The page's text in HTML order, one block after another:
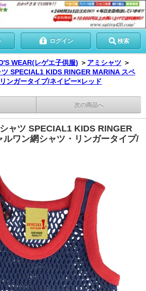
ログイン 検索
WEAR(レゲエ子供服) ＞ アミシャツ ＞
SPECIAL1 KIDS RINGER MARINA スペ
ンガータイプ/ネイビー×レッド
次の商品へ
ャツ SPECIAL1 KIDS RINGER
ルワン網シャツ・リンガータイプ/